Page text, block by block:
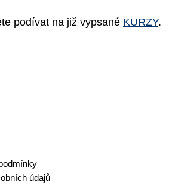
podívat na již vypsané KURZY.
údajů